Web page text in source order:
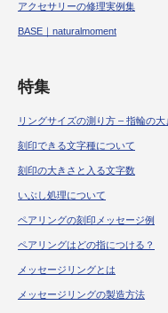
アクセサリーの修理実例集
BASE｜naturalmoment
特集
リングサイズの測り方 – 指輪の大
刻印できる文字種について
刻印の大きさと入る文字数
いぶし処理について
ペアリングの刻印メッセージ例
ペアリングはどの指につける？
メッセージリングとは
メッセージリングの製造方法